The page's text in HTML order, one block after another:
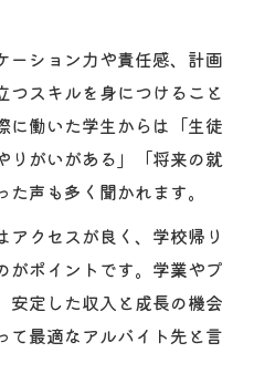
ーション力や責任感、計画
つスキルを身につけること
に働いた学生からは「生徒
りがいがある」「将来の就
声も多く聞かれます。
アクセスが良く、学校帰り
がポイントです。学業やプ
安定した収入と成長の機会
て最適なアルバイト先と言